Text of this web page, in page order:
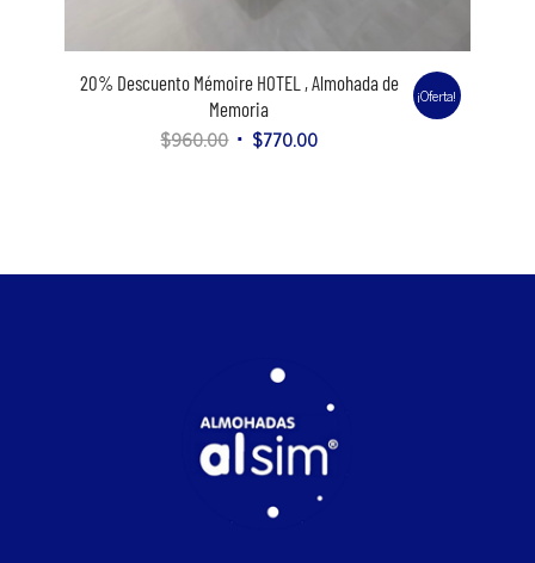
20% Descuento Mémoire HOTEL , Almohada de
Memoria
$960.00 $770.00
¡Oferta!